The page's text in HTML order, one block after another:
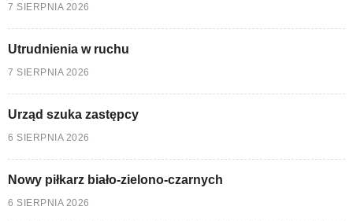
7 SIERPNIA 2026
Utrudnienia w ruchu
7 SIERPNIA 2026
Urząd szuka zastępcy
6 SIERPNIA 2026
Nowy piłkarz biało-zielono-czarnych
6 SIERPNIA 2026